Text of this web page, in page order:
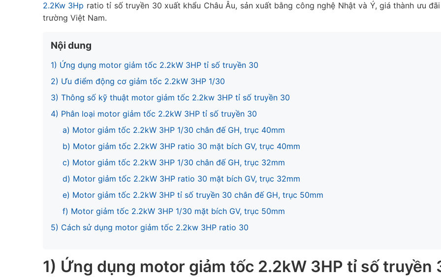
2.2Kw 3Hp ratio tỉ số truyền 30 xuất khẩu Châu Âu, sản xuất bằng công nghệ Nhật và Ý, giá thành ưu
trường Việt Nam.
Nội dung
1) Ứng dụng motor giảm tốc 2.2kW 3HP tỉ số truyền 30
2) Ưu điểm động cơ giảm tốc 2.2kW 3HP 1/30
3) Thông số kỹ thuật motor giảm tốc 2.2kw 3HP tỉ số truyền 30
4) Phân loại motor giảm tốc 2.2kW 3HP tỉ số truyền 30
a) Motor giảm tốc 2.2kW 3HP 1/30 chân đế GH, trục 40mm
b) Motor giảm tốc 2.2kW 3HP ratio 30 mặt bích GV, trục 40mm
c) Motor giảm tốc 2.2kW 3HP 1/30 chân đế GH, trục 32mm
d) Motor giảm tốc 2.2kW 3HP ratio 30 mặt bích GV, trục 32mm
e) Motor giảm tốc 2.2kW 3HP tỉ số truyền 30 chân đế GH, trục 50mm
f) Motor giảm tốc 2.2kW 3HP 1/30 mặt bích GV, trục 50mm
5) Cách sử dụng motor giảm tốc 2.2kw 3HP ratio 30
1) Ứng dụng motor giảm tốc 2.2kW 3HP tỉ số truyền